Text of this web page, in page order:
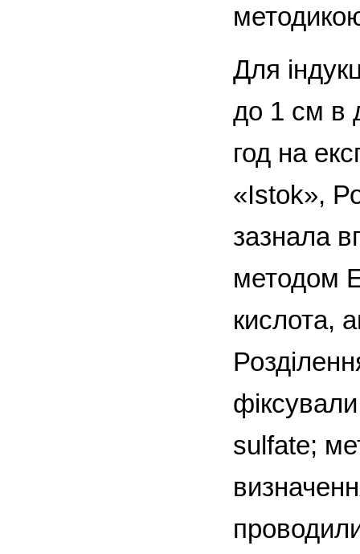
Для
до 1 см в
год на
«Іstok»,
зазнала
методом
кислота,
sulfate;